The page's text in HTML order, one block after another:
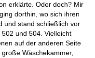
erklärte. Oder doch? Mir
dorthin, wo sich ihren
und stand schließlich vor
und 504. Vielleicht
auf der anderen Seite
Wäschekammer,